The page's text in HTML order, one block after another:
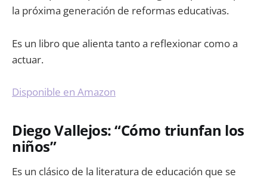
la próxima generación de reformas educativas.
Es un libro que alienta tanto a reflexionar como a
actuar.
Disponible en Amazon
Diego Vallejos: “Cómo triunfan los
niños”
Es un clásico de la literatura de educación que se